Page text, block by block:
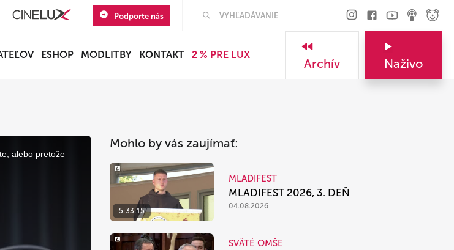
Podporte nás
ESHOP MODLITBY KONTAKT 2 % PRE LUX
Archív Naživo
alebo pretože
Mohlo by vás zaujímať:
5:33:15
MLADIFEST
MLADIFEST 2026, 3. DEŇ
04.08.2026
SVÄTÉ OMŠE